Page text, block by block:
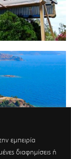
εμπειρία
διαφημίσεις ή